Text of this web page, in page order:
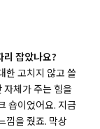
리 잡았나요?
한 고치지 않고 쓸
자체가 주는 힘을
숍이었어요. 지금
낌을 줬죠. 막상